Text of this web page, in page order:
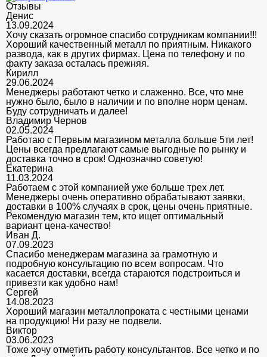
Отзывы
Денис
13.09.2024
Хочу сказать огромное спасибо сотрудникам компании!!!
Хороший качественный металл по приятным. Никакого
развода, как в других фирмах. Цена по телефону и по
факту заказа осталась прежняя.
Кирилл
29.06.2024
Менеджеры работают четко и слаженно. Все, что мне
нужно было, было в наличии и по вполне норм ценам.
Буду сотрудничать и далее!
Владимир Чернов
02.05.2024
Работаю с Первым магазином металла больше 5ти лет!
Цены всегда предлагают самые выгодные по рынку и
доставка точно в срок! Однозначно советую!
Екатерина
11.03.2024
Работаем с этой компанией уже больше трех лет.
Менеджеры очень оперативно обрабатывают заявки,
доставки в 100% случаях в срок, цены очень приятные.
Рекомендую магазин тем, кто ищет оптимальный
вариант цена-качество!
Иван Д.
07.09.2023
Спасибо менеджерам магазина за грамотную и
подробную консультацию по всем вопросам. Что
касается доставки, всегда стараются подстроиться и
привезти как удобно нам!
Сергей
14.08.2023
Хороший магазин металлопроката с честными ценами
на продукцию! Ни разу не подвели.
Виктор
03.06.2023
Тоже хочу отметить работу консультантов. Все четко и по